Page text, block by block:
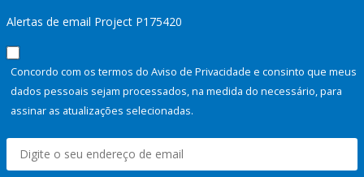
Alertas de email Project P175420
Concordo com os termos do Aviso de Privacidade e consinto que meus
dados pessoais sejam processados, na medida do necessário, para
assinar as atualizações selecionadas.